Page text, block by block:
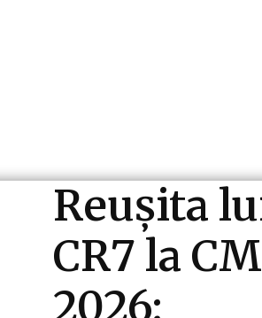
Reușita
CR7 la CM
2026: